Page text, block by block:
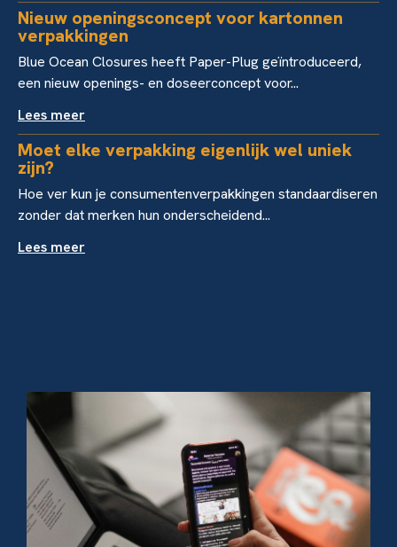
Nieuw openingsconcept voor kartonnen
verpakkingen
Blue Ocean Closures heeft Paper-Plug geïntroduceerd,
een nieuw openings- en doseerconcept voor...
Lees meer
Moet elke verpakking eigenlijk wel uniek
zijn?
Hoe ver kun je consumentenverpakkingen standaardiseren
zonder dat merken hun onderscheidend...
Lees meer